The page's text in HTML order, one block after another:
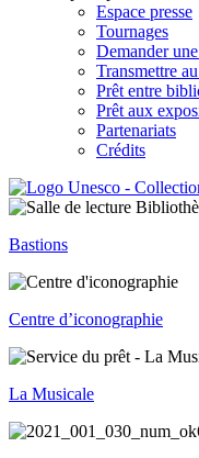
Espace presse
Tournages
Demander
Transmettre
Prêt entre
Prêt aux
Partenariats
Crédits
Bastions
Centre d’iconographie
La Musicale